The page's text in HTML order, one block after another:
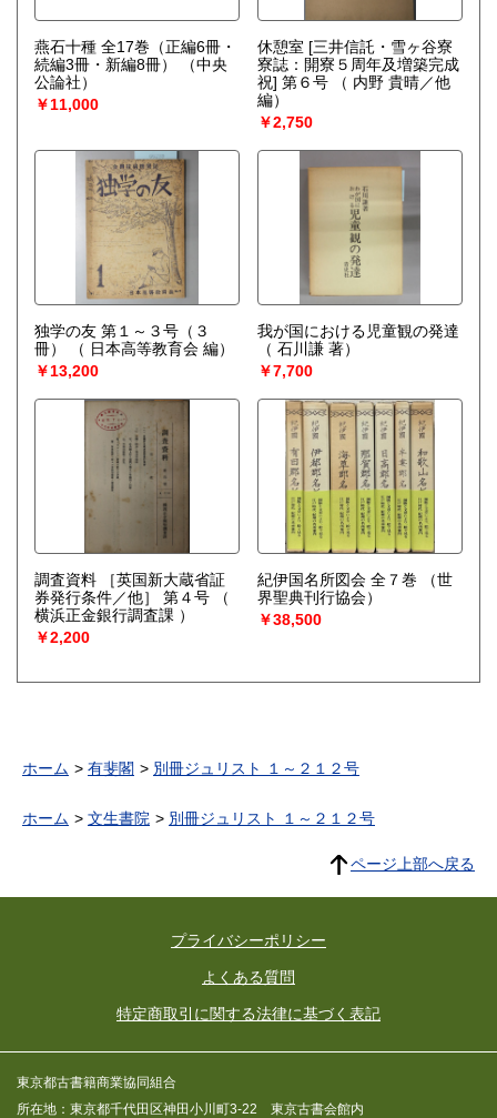
燕石十種 全17巻（正編6冊・
続編3冊・新編8冊）
（中央
公論社）
￥11,000
休憩室 [三井信託・雪ヶ谷寮
寮誌：開寮５周年及増築完成
祝] 第６号
（ 内野 貴晴／他
編）
￥2,750
独学の友 第１～３号（３
冊）
（ 日本高等教育会 編）
￥13,200
我が国における児童観の発達
（ 石川謙 著）
￥7,700
調査資料 ［英国新大蔵省証
券発行条件／他］ 第４号
（
横浜正金銀行調査課 ）
￥2,200
紀伊国名所図会 全７巻
（世
界聖典刊行協会）
￥38,500
ホーム 有斐閣 別冊ジュリスト １～２１２号
ホーム 文生書院 別冊ジュリスト １～２１２号
ページ上部へ戻る
プライバシーポリシー
よくある質問
特定商取引に関する法律に基づく表記
東京都古書籍商業協同組合
所在地：東京都千代田区神田小川町3-22 東京古書会館内